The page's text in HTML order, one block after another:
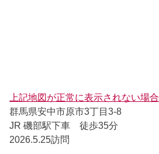
上記地図が正常に表示されない場合
群馬県安中市原市3丁目3-8
JR 磯部駅下車 徒歩35分
2026.5.25訪問